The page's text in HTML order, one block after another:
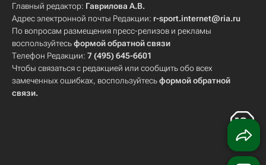
Главный редактор: Гаврилова А.В.
Адрес электронной почты Редакции: r-sport.internet@ria.ru
По вопросам размещения пресс-релизов и рекламы
воспользуйтесьформой обратной связи
Телефон Редакции: 7 (495) 645-6601
Чтобы связаться с редакцией или сообщить обо всех
замеченных ошибках, воспользуйтесьформой обратной
связи.